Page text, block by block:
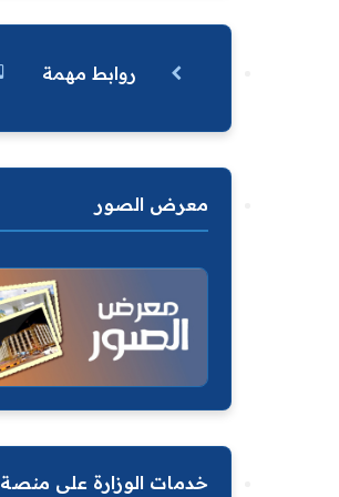
روابط مهمة
معرض الصور
خدمات الوزارة على منصة